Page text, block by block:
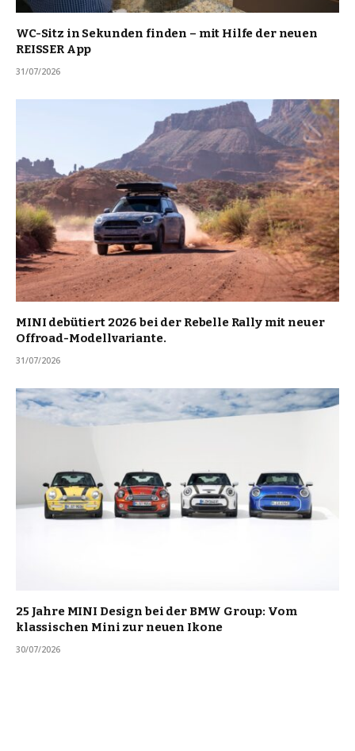
WC-Sitz in Sekunden finden – mit Hilfe der neuen
REISSER App
31/07/2026
MINI debütiert 2026 bei der Rebelle Rally mit neuer
Offroad-Modellvariante.
31/07/2026
25 Jahre MINI Design bei der BMW Group: Vom
klassischen Mini zur neuen Ikone
30/07/2026